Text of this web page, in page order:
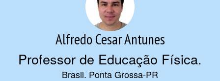
Alfredo Cesar Antunes
Professor de Educação Física.
Brasil. Ponta Grossa-PR